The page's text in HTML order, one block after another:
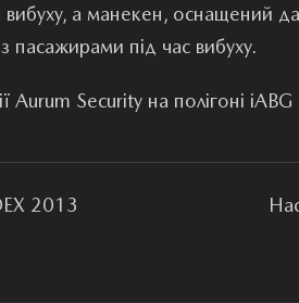
вибуху, а манекен, оснащений
пасажирами під час вибуху.
Aurum Security на полігоні
2013